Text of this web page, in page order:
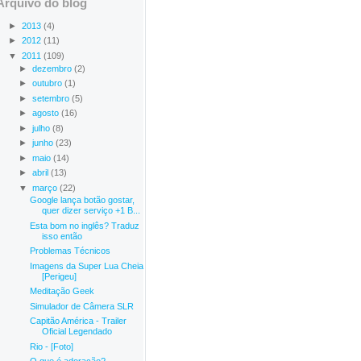
do blog
► 2013 (4)
► 2012 (11)
▼ 2011 (109)
►dezembro(2)
►outubro(1)
►setembro(5)
►agosto(16)
►julho(8)
►junho(23)
►maio(14)
►abril(13)
▼março(22)
Google lança botão gostar,
quer dizer serviço +1 B...
Esta bom no inglês? Traduz
isso então
Problemas Técnicos
Imagens da Super Lua Cheia
[Perigeu]
Meditação Geek
Simulador de Câmera SLR
Capitão América - Trailer
Oficial Legendado
Rio - [Foto]